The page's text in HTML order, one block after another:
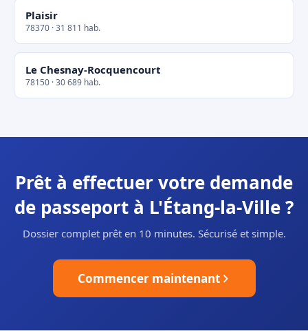
Plaisir
78370 · 31 811 hab.
Le Chesnay-Rocquencourt
78150 · 30 689 hab.
Prêt à effectuer votre demande
de passeport à L'Étang-la-Ville ?
Dossier complet prêt en 10 minutes. Sécurisé et simple.
Commencer maintenant